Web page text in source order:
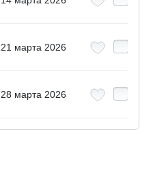
21 марта 2026
28 марта 2026